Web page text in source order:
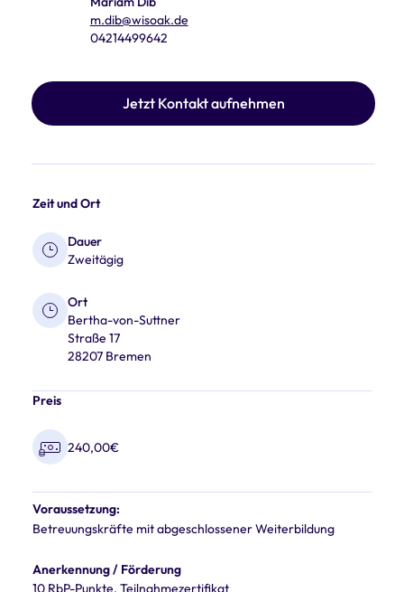
m.dib@wisoak.de
04214499642
Jetzt Kontakt aufnehmen
Zeit und Ort
Dauer
Zweitägig
Ort
Bertha-von-Suttner
Straße 17
28207 Bremen
Preis
240,00€
Voraussetzung:
Betreuungskräfte mit abgeschlossener Weiterbildung
Anerkennung / Förderung
10 RbP-Punkte, Teilnahmezertifikat